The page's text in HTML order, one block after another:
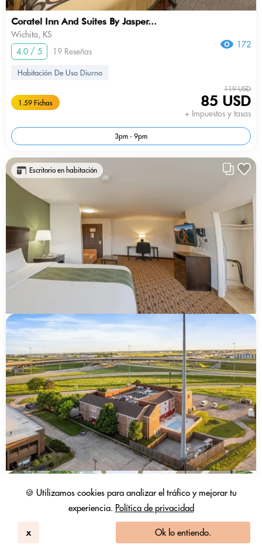
🍪 Utilizamos cookies para analizar el tráfico y mejorar tu
experiencia. Política de privacidad
x Ok lo entiendo.
Coratel Inn And Suites By Jasper...
Wichita, KS
4.0 / 5
19 Reseñas
172
Habitación De Uso Diurno
1.59 Fichas
119 USD
85 USD
+ Impuestos y tasas
3pm - 9pm
Escritorio en habitación